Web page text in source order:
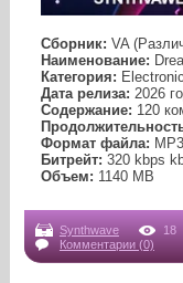
Сборник: VA
Наименование:
Категория:
Дата релиза: 2026
Содержание: 120
Формат файла: MP3
Битрейт: 320 kbps
Объем: 1140 МB
Synthwave 18
Комментарии (0)